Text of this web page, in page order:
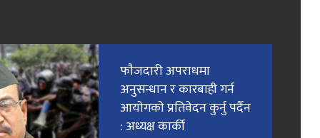
फाैजदारी अपराधमा
अनुसन्धान र कारबाही गर्न
आयाेगकाे प्रतिवेदन कुर्नु पर्दैन
: अध्यक्ष कार्की